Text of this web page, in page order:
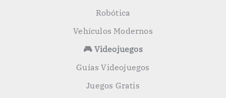
Robótica
Vehículos Modernos
🎮 Videojuegos
Guías Videojuegos
Juegos Gratis